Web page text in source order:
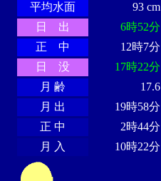
平均水面
93 cm
日 出
6時52分
正 中
12時7分
日 没
17時22分
月 齢
17.6
月 出
19時58分
正 中
2時44分
月 入
10時22分